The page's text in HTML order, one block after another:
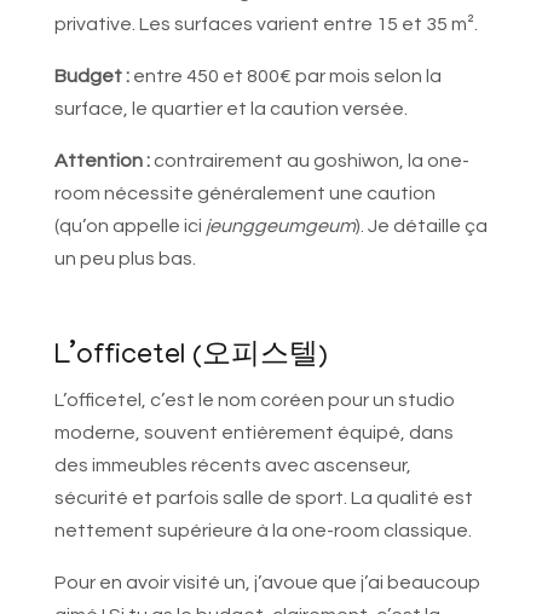
privative. Les surfaces varient entre 15 et 35 m².
Budget :entre 450 et 800€ par mois selon la
surface, le quartier et la caution versée.
Attention :contrairement au goshiwon, la one-
room nécessite généralement une caution
(qu’on appelle ici jeunggeumgeum). Je détaille ça
un peu plus bas.
L’officetel (오피스텔)
L’officetel, c’est le nom coréen pour un studio
moderne, souvent entièrement équipé, dans
des immeubles récents avec ascenseur,
sécurité et parfois salle de sport. La qualité est
nettement supérieure à la one-room classique.
Pour en avoir visité un, j’avoue que j’ai beaucoup